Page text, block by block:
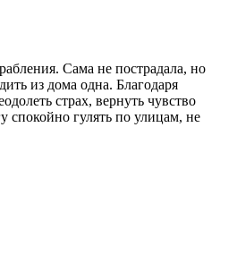
Сама не пострадала, но
из дома одна. Благодаря
страх, вернуть чувство
спокойно гулять по улицам, не